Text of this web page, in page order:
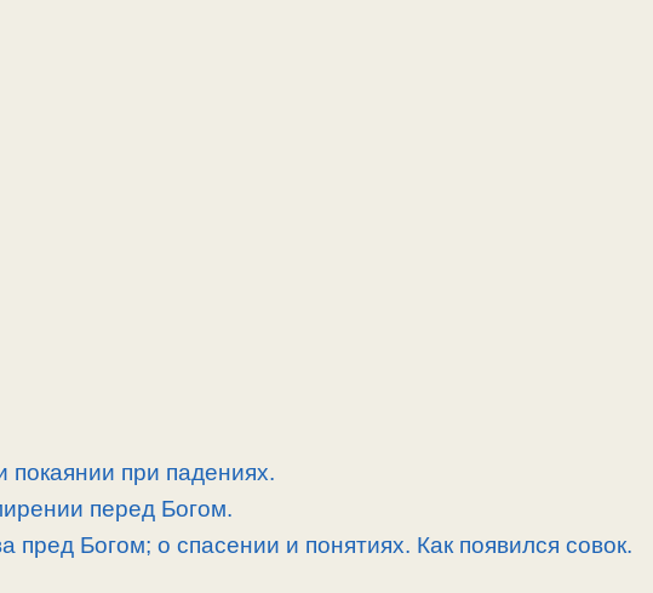
покаянии при падениях.
перед Богом.
пред Богом; о спасении и понятиях. Как появился совок.